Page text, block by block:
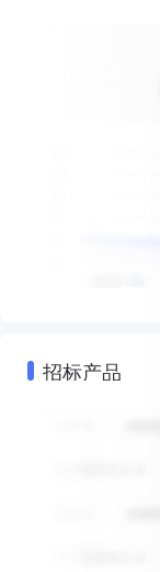
招标产品